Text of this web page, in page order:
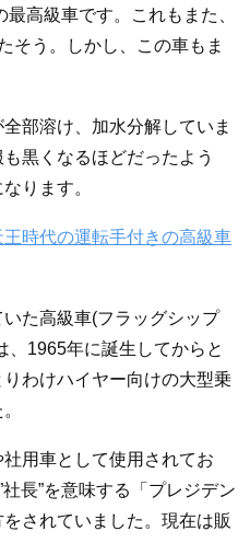
最高級車です。これもまた、
そう。しかし、この車もま
部溶け、加水分解していま
黒くなるほどだったよう
ります。
時代の運転手付きの高級車
た高級車(フラッグシップ
、1965年に誕生してからと
わけハイヤー向けの大型乗
用車として使用されてお
社長”を意味する「プレジデン
されていました。現在は販